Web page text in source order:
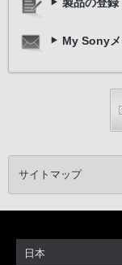
製品の登録
My Sony
サイトマップ
日本